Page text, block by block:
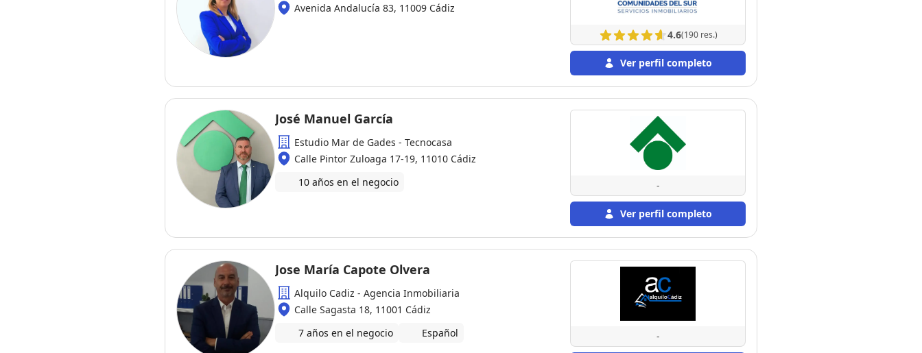
Avenida Andalucía 83, 11009 Cádiz
4.6(190 res.)
Ver perfil completo
José Manuel García
Estudio Mar de Gades - Tecnocasa
Calle Pintor Zuloaga 17-19, 11010 Cádiz
10 años en el negocio
-
Ver perfil completo
Jose María Capote Olvera
Alquilo Cadiz - Agencia Inmobiliaria
Calle Sagasta 18, 11001 Cádiz
7 años en el negocio
Español -